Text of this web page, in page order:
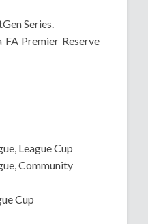
Series.
FA Premier Reserve
League Cup
Community
Cup